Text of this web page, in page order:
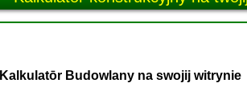
Budowlany na swojij witrynie